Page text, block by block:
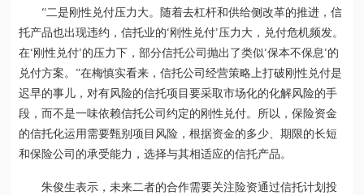
“二是刚性兑付压力大。随着去杠杆和供给侧改革的推进，信
托产品也出现违约，信托业的‘刚性兑付’压力大，兑付危机频发。
在‘刚性兑付’的压力下，部分信托公司抛出了类似‘保本不保息’的
兑付方案。”在梅慎实看来，信托公司经营策略上打破刚性兑付是
迟早的事儿，对有风险的信托项目要采取市场化的化解风险的手
段，而不是一味依赖信托公司约定的刚性兑付。所以，保险资金
的信托化运用需要甄别项目风险，根据资金的多少、期限的长短
和保险公司的承受能力，选择与其相适应的信托产品。
朱俊生表示，未来二者的合作需要关注险资通过信托计划投